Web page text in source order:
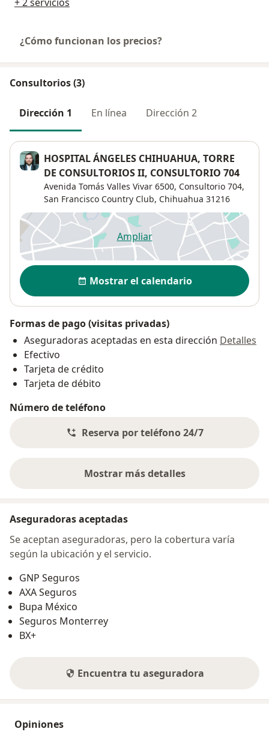
¿Cómo funcionan los precios?
Consultorios (3)
Dirección 1 En línea Dirección 2
HOSPITAL ÁNGELES CHIHUAHUA, TORRE
DE CONSULTORIOS II, CONSULTORIO 704
Avenida Tomás Valles Vivar 6500, Consultorio 704,
San Francisco Country Club, Chihuahua 31216
Ampliarse abre en una nueva
Disponibilidad
Mostrar el calendario
Formas de pago (visitas privadas)
Aseguradoras aceptadas en esta dirección Detalles
Efectivo
Tarjeta de crédito
Tarjeta de débito
Número de teléfono
Reserva por teléfono 24/7
Mostrar más detalles
sobre la dirección
Aseguradoras aceptadas
Se aceptan aseguradoras, pero la cobertura varía
según la ubicación y el servicio.
GNP Seguros
AXA Seguros
Bupa México
Seguros Monterrey
BX+
Encuentra tu aseguradora
Opiniones